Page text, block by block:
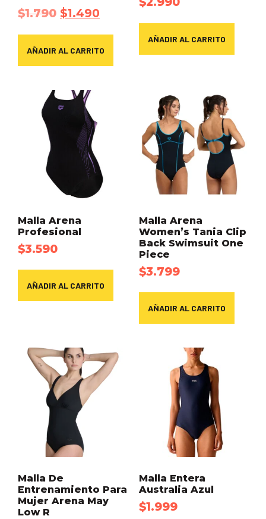
$1.790 $1.490
AÑADIR AL CARRITO
AÑADIR AL CARRITO
Malla Arena
Profesional
$3.590
AÑADIR AL CARRITO
Malla Arena
Women’s Tania Clip
Back Swimsuit One
Piece
$3.799
AÑADIR AL CARRITO
Malla De
Entrenamiento Para
Mujer Arena May
Low R
Malla Entera
Australia Azul
$1.999